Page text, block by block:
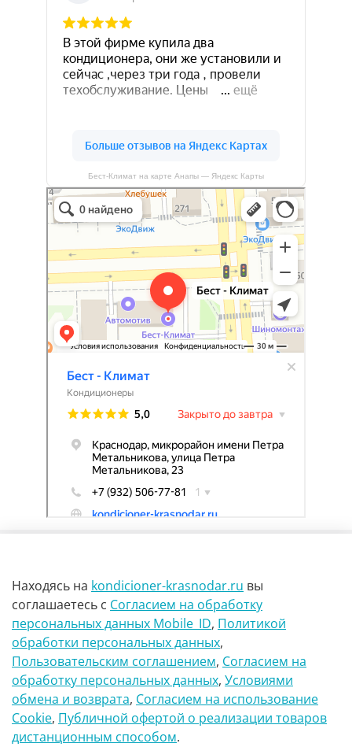
Бест-Климат на карте Анапы — Яндекс Карты
Бест-климат
Кондиционеры в Краснодаре
г Краснодар Ул Петра метальникова 23
8(900)29-888-66
info@kondicioner-krasnodar.ru
Находясь на kondicioner-krasnodar.ru вы
соглашаетесь с Согласием на обработку
персональных данных Mobile_ID, Политикой
обработки персональных данных,
Пользовательским соглашением, Согласием на
обработку персональных данных, Условиями
обмена и возврата, Согласием на использование
Сookie, Публичной офертой о реализации товаров
дистанционным способом.